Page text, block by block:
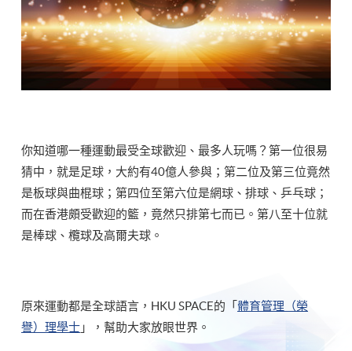
你知道哪一種運動最受全球歡迎、最多人玩嗎？第一位很易
猜中，就是足球，大約有40億人參與；第二位及第三位竟然
是板球與曲棍球；第四位至第六位是網球、排球、乒乓球；
而在香港頗受歡迎的籃，竟然只排第七而已。第八至十位就
是棒球、欖球及高爾夫球。
原來運動都是全球語言，HKU SPACE的「 體育管理（榮
譽）理學士 」，幫助大家放眼世界。